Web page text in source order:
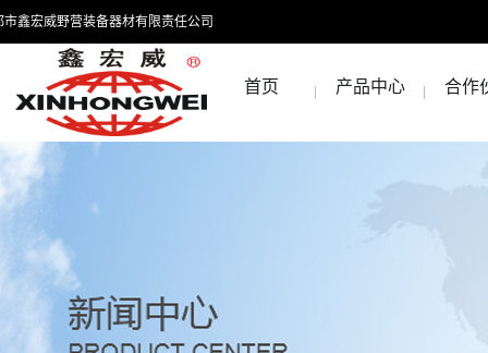
市鑫宏威野营装备器材有限责任公司
首页 产品中心 合作